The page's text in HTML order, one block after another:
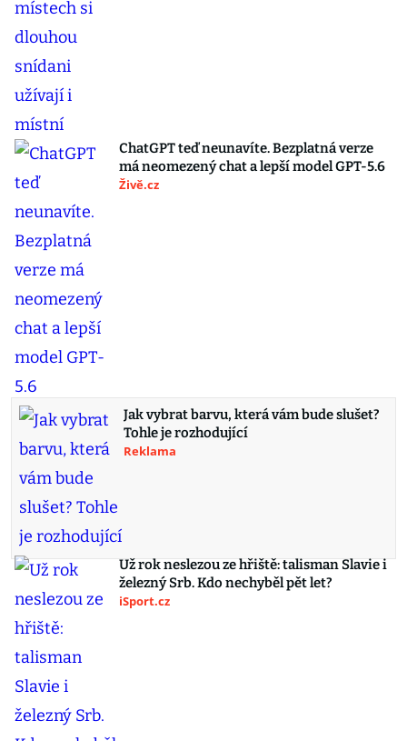
ChatGPT teď neunavíte. Bezplatná verze
má neomezený chat a lepší model GPT-5.6
Živě.cz
Jak vybrat barvu, která vám bude slušet?
Tohle je rozhodující
Reklama
Už rok neslezou ze hřiště: talisman Slavie i
železný Srb. Kdo nechyběl pět let?
iSport.cz